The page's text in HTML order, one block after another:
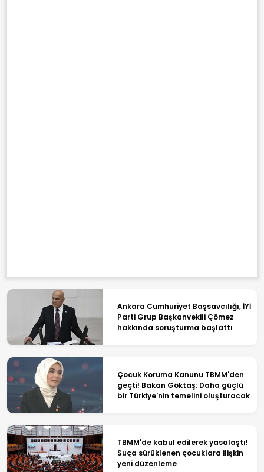
Ankara Cumhuriyet Başsavcılığı, İYİ
Parti Grup Başkanvekili Çömez
hakkında soruşturma başlattı
Çocuk Koruma Kanunu TBMM'den
geçti! Bakan Göktaş: Daha güçlü
bir Türkiye'nin temelini oluşturacak
TBMM'de kabul edilerek yasalaştı!
Suça sürüklenen çocuklara ilişkin
yeni düzenleme